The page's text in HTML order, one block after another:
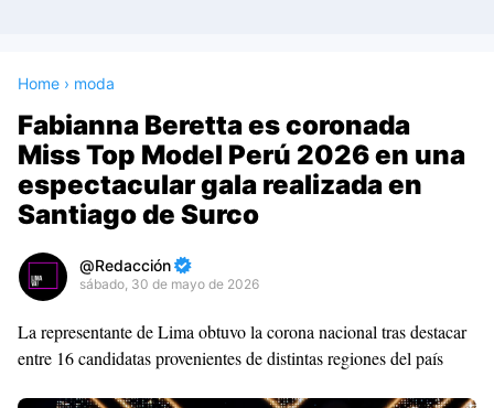
Home › moda
Fabianna Beretta es coronada
Miss Top Model Perú 2026 en una
espectacular gala realizada en
Santiago de Surco
Redacción
sábado, 30 de mayo de 2026
Premium
By
Design
La representante de Lima obtuvo la corona nacional tras destacar
entre 16 candidatas provenientes de distintas regiones del país